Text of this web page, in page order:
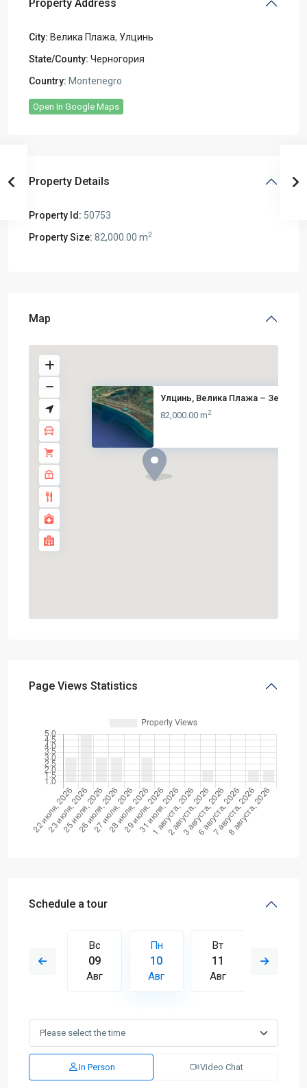
Property Address
City: Велика Плажа, Улцинь
State/County: Черногория
Country: Montenegro
Open In Google Maps
Property Details
Property Id: 50753
Property Size: 82,000.00 m2
Map
Улцинь, Велика Плажа – Земля
82,000.00 m2
Page Views Statistics
Schedule a tour
18
Вс
09
Авг
Пн
10
Авг
Вт
11
Авг
In Person Video Chat